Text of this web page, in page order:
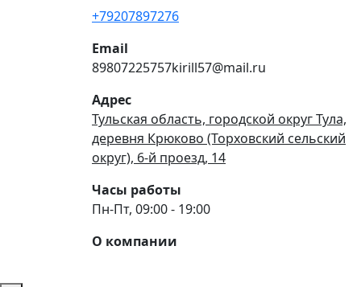
+79207897276
Email
89807225757kirill57@mail.ru
Адрес
Тульская область, городской округ Тула,
деревня Крюково (Торховский сельский
округ), 6-й проезд, 14
Часы работы
Пн-Пт, 09:00 - 19:00
О компании